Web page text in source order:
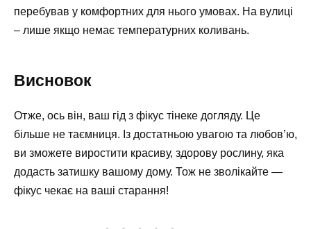
перебував у комфортних для нього умовах. На вулиці
– лише якщо немає температурних коливань.
Висновок
Отже, ось він, ваш гід з фікус тінеке догляду. Це
більше не таємниця. Із достатньою увагою та любов’ю,
ви зможете виростити красиву, здорову рослину, яка
додасть затишку вашому дому. Тож не зволікайте —
фікус чекає на ваші старання!